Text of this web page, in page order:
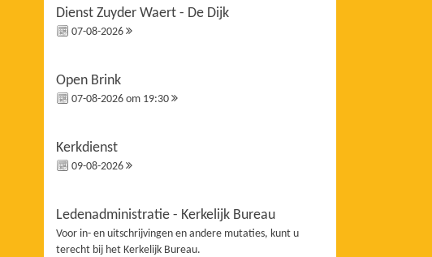
Dienst Zuyder Waert - De Dijk
07-08-2026
Open Brink
07-08-2026 om 19:30
Kerkdienst
09-08-2026
Ledenadministratie - Kerkelijk Bureau
Voor in- en uitschrijvingen en andere mutaties, kunt u
terecht bij het Kerkelijk Bureau.